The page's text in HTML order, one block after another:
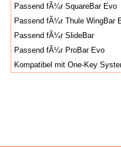
Passend fÃ¼r SquareBar Evo
Passend fÃ¼r Thule WingBar
Passend fÃ¼r SlideBar
Passend fÃ¼r ProBar Evo
Kompatibel mit One-Key